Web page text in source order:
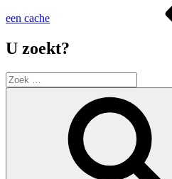
een cache
U zoekt?
Zoek
naar: